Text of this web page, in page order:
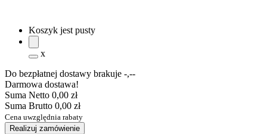
Koszyk jest pusty
x
Do bezpłatnej dostawy brakuje -,--
Darmowa dostawa!
Suma Netto 0,00 zł
Suma Brutto 0,00 zł
Cena uwzględnia rabaty
Realizuj zamówienie